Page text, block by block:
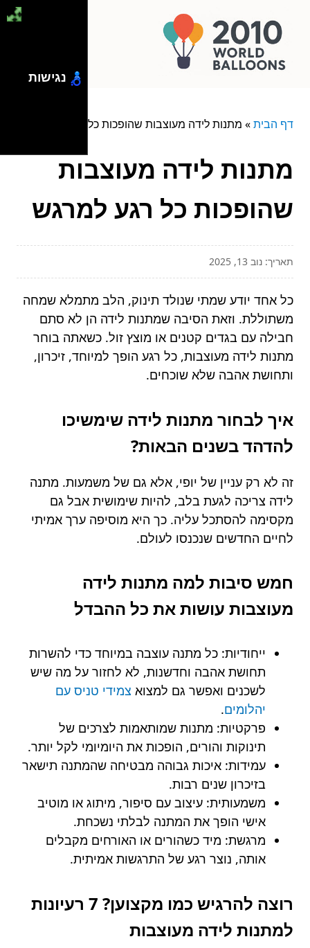
דף הבית» מתנות לידה מעוצבות שהופכות כל רגע למרגש
מתנות לידה מעוצבות
שהופכות כל רגע למרגש
תאריך: נוב 13, 2025
כל אחד יודע שמתי שנולד תינוק, הלב מתמלא שמחה
משתוללת. וזאת הסיבה שמתנות לידה הן לא סתם
חבילה עם בגדים קטנים או מוצץ זול. כשאתה בוחר
מתנות לידה מעוצבות, כל רגע הופך למיוחד, זיכרון,
ותחושת אהבה שלא שוכחים.
איך לבחור מתנות לידה שימשיכו
להדהד בשנים הבאות?
זה לא רק עניין של יופי, אלא גם של משמעות. מתנה
לידה צריכה לגעת בלב, להיות שימושית אבל גם
מקסימה להסתכל עליה. כך היא מוסיפה ערך אמיתי
לחיים החדשים שנכנסו לעולם.
חמש סיבות למה מתנות לידה
מעוצבות עושות את כל ההבדל
ייחודיות: כל מתנה עוצבה במיוחד כדי להשרות
תחושת אהבה וחדשנות, לא לחזור על מה שיש
לשכנים ואפשר גם למצוא צמידי טניס עם
יהלומים.
פרקטיות: מתנות שמותאמות לצרכים של
תינוקות והורים, הופכות את היומיומי לקל יותר.
עמידות: איכות גבוהה מבטיחה שהמתנה תישאר
בזיכרון שנים רבות.
משמעותית: עיצוב עם סיפור, מיתוג או מוטיב
אישי הופך את המתנה לבלתי נשכחת.
מרגשת: מיד כשהורים או האורחים מקבלים
אותה, נוצר רגע של התרגשות אמיתית.
רוצה להרגיש כמו מקצוען? 7 רעיונות
למתנות לידה מעוצבות
נגישות